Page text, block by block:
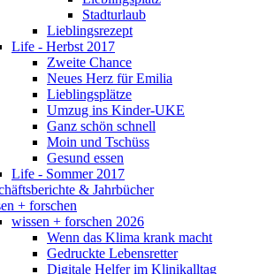
Stadturlaub
Lieblingsrezept
Life - Herbst 2017
Zweite Chance
Neues Herz für Emilia
Lieblingsplätze
Umzug ins Kinder-UKE
Ganz schön schnell
Moin und Tschüss
Gesund essen
Life - Sommer 2017
& Jahrbücher
+ forschen
wissen + forschen 2026
Wenn das Klima krank macht
Gedruckte Lebensretter
Digitale Helfer im Klinikalltag